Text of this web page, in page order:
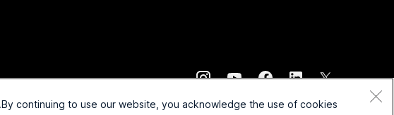
2026Cisco و/أو الشركات التابعة لها. جميع الحقوق محفوظة.
By continuing to use our website, you acknowledge the use of cookies.